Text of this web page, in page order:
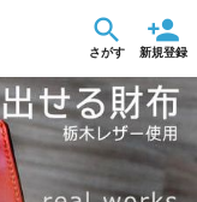
さがす 新規登録